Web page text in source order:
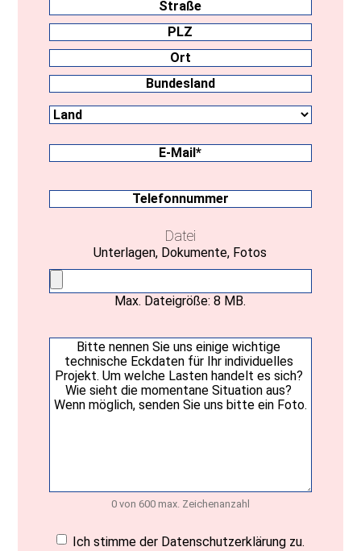
Straße
PLZ
Ort
E-
Mail(erforderlich)
Telefonnummer
Datei
Unterlagen, Dokumente, Fotos
Max. Dateigröße: 8 MB.
Ihre
Nachricht(erforderlich)
0 von 600 max. Zeichenanzahl
Einwilligung(erforderlich)
Ich stimme der Datenschutzerklärung zu.